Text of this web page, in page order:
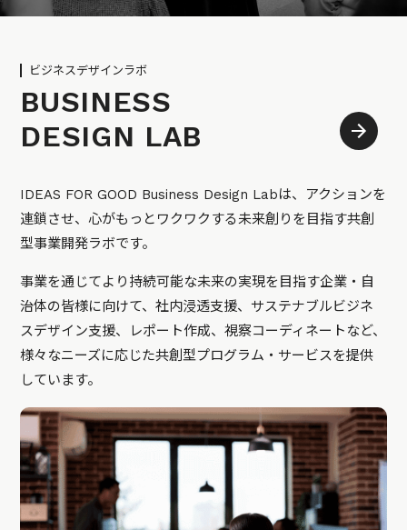
ビジネスデザインラボ
BUSINESS
DESIGN LAB
IDEAS FOR GOOD Business Design Labは、アクションを
連鎖させ、心がもっとワクワクする未来創りを目指す共創
型事業開発ラボです。
事業を通じてより持続可能な未来の実現を目指す企業・自
治体の皆様に向けて、社内浸透支援、サステナブルビジネ
スデザイン支援、レポート作成、視察コーディネートなど、
様々なニーズに応じた共創型プログラム・サービスを提供
しています。